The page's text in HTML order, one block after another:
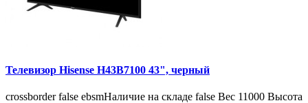
Телевизор Hisense H43B7100 43", черный
crossborder false ebsmНаличие на складе false Вес 11000 Высота